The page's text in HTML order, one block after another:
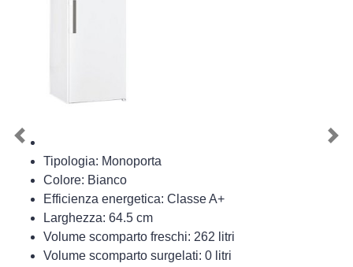
Tipologia: Monoporta
Colore: Bianco
Efficienza energetica: Classe A+
Larghezza: 64.5 cm
Volume scomparto freschi: 262 litri
Volume scomparto surgelati: 0 litri
Previous